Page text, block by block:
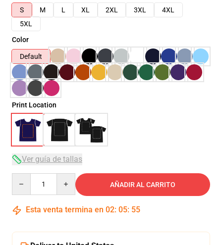
S
M L XL 2XL 3XL
4XL
5XL
Color
Default
Print Location
Ver guía de tallas
AÑADIR AL CARRITO
Esta venta termina en 02: 05: 54